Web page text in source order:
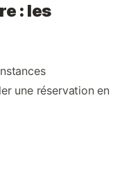
: les
une réservation en